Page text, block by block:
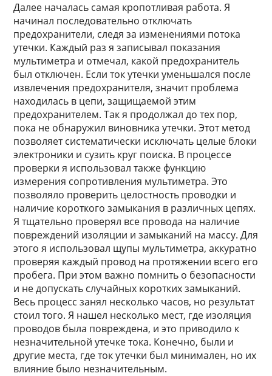
Далее началась самая кропотливая работа. Я
начинал последовательно отключать
предохранители, следя за изменениями потока
утечки. Каждый раз я записывал показания
мультиметра и отмечал, какой предохранитель
был отключен. Если ток утечки уменьшался после
извлечения предохранителя, значит проблема
находилась в цепи, защищаемой этим
предохранителем. Так я продолжал до тех пор,
пока не обнаружил виновника утечки. Этот метод
позволяет систематически исключать целые блоки
электроники и сузить круг поиска. В процессе
проверки я использовал также функцию
измерения сопротивления мультиметра. Это
позволяло проверить целостность проводки и
наличие короткого замыкания в различных цепях.
Я тщательно проверял все провода на наличие
повреждений изоляции и замыканий на массу. Для
этого я использовал щупы мультиметра, аккуратно
проверяя каждый провод на протяжении всего его
пробега. При этом важно помнить о безопасности
и не допускать случайных коротких замыканий.
Весь процесс занял несколько часов, но результат
стоил того. Я нашел несколько мест, где изоляция
проводов была повреждена, и это приводило к
незначительной утечке тока. Конечно, были и
другие места, где ток утечки был минимален, но их
влияние было незначительным.